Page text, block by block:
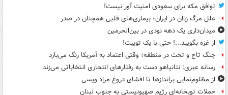
توافق مکه برای سعودی امنیت آور نیست!
علل مرگ زنان در ایران؛ بیماری‌های قلبی همچنان در صدر
میدان‌داری یک دهه نودی در بین‌الحرمین
از غزه بگویید...! حتی با یک توییت!
جنگ تاج و تخت در منطقه؛ وقتی اعتماد به آمریکا رنگ می‌بازد
رسانه عبری: نتانیاهو دست به رفتارهای انتحاری انتخاباتی می‌زند
از مظلوم‌نمایی براندازها تا افشای دروغ مراد ویسی
حملات توپخانه‌ای رژیم صهیونیستی به جنوب لبنان